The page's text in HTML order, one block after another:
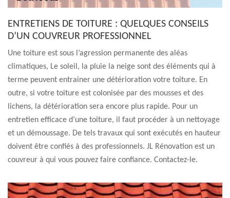
ENTRETIENS DE TOITURE : QUELQUES CONSEILS
D’UN COUVREUR PROFESSIONNEL
Une toiture est sous l’agression permanente des aléas
climatiques, Le soleil, la pluie la neige sont des éléments qui à
terme peuvent entrainer une détérioration votre toiture. En
outre, si votre toiture est colonisée par des mousses et des
lichens, la détérioration sera encore plus rapide. Pour un
entretien efficace d’une toiture, il faut procéder à un nettoyage
et un démoussage. De tels travaux qui sont exécutés en hauteur
doivent être confiés à des professionnels. JL Rénovation est un
couvreur à qui vous pouvez faire confiance. Contactez-le.